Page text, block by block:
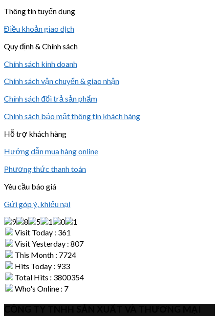
Thông tin tuyển dụng
Điều khoản giao dịch
Quy định & Chính sách
Chính sách kinh doanh
Chính sách vận chuyển & giao nhận
Chính sách đổi trả sản phẩm
Chính sách bảo mật thông tin khách hàng
Hỗ trợ khách hàng
Hướng dẫn mua hàng online
Phương thức thanh toán
Yêu cầu báo giá
Gửi góp ý, khiếu nại
Visit Today : 361
Visit Yesterday : 807
This Month : 7724
Hits Today : 933
Total Hits : 3800354
Who's Online : 7